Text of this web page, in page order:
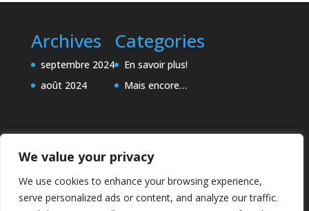
We value your privacy
We use cookies to enhance your browsing experience,
serve personalized ads or content, and analyze our traffic.
Archives
septembre 2024
août 2024
Categories
En savoir plus!
Mais encore…